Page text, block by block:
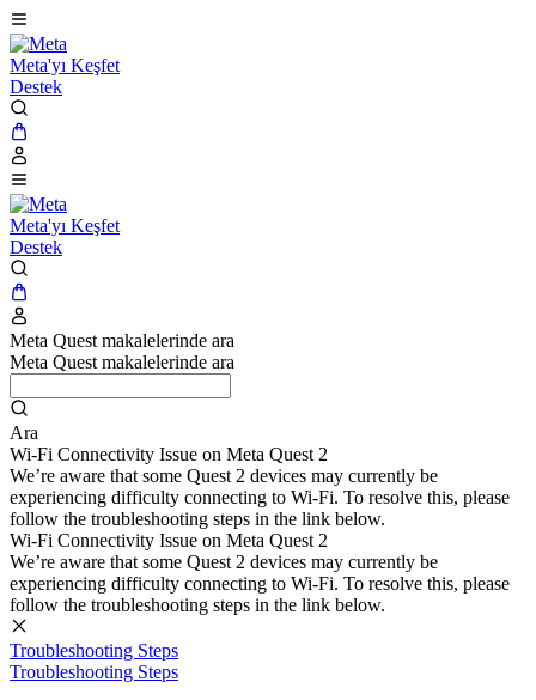
Meta'yı Keşfet
Destek
Meta'yı Keşfet
Destek
Meta Quest makalelerinde ara
Meta Quest makalelerinde ara
Ara
Wi-Fi Connectivity Issue on Meta Quest 2
We’re aware that some Quest 2 devices may currently be
experiencing difficulty connecting to Wi-Fi. To resolve this, please
follow the troubleshooting steps in the link below.
Wi-Fi Connectivity Issue on Meta Quest 2
We’re aware that some Quest 2 devices may currently be
experiencing difficulty connecting to Wi-Fi. To resolve this, please
follow the troubleshooting steps in the link below.
Troubleshooting Steps
Troubleshooting Steps